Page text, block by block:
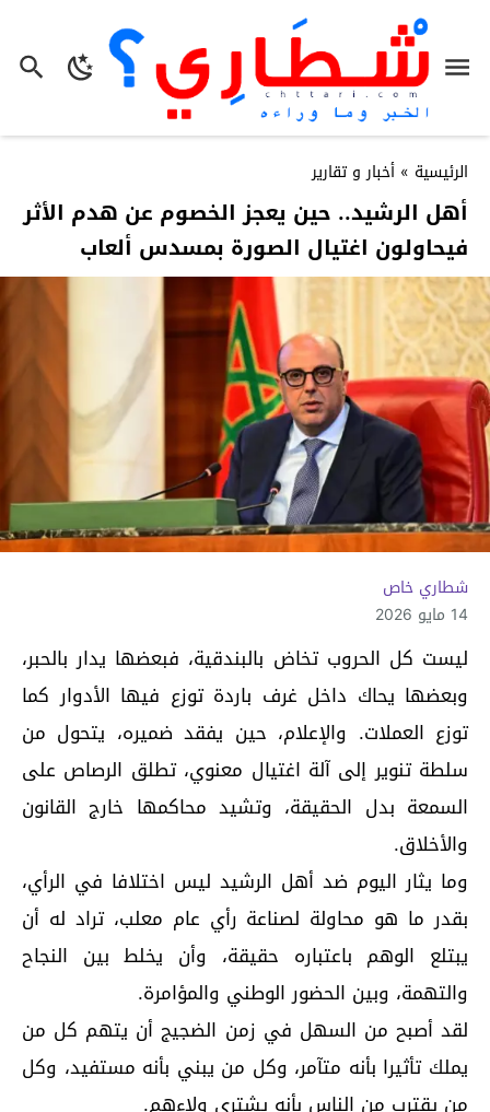
الرئيسية » أخبار و تقارير
أهل الرشيد.. حين يعجز الخصوم عن هدم الأثر
فيحاولون اغتيال الصورة بمسدس ألعاب
شطاري خاص
14 مايو 2026
ليست كل الحروب تخاض بالبندقية، فبعضها يدار بالحبر،
وبعضها يحاك داخل غرف باردة توزع فيها الأدوار كما
توزع العملات. والإعلام، حين يفقد ضميره، يتحول من
سلطة تنوير إلى آلة اغتيال معنوي، تطلق الرصاص على
السمعة بدل الحقيقة، وتشيد محاكمها خارج القانون
والأخلاق.
وما يثار اليوم ضد أهل الرشيد ليس اختلافا في الرأي،
بقدر ما هو محاولة لصناعة رأي عام معلب، تراد له أن
يبتلع الوهم باعتباره حقيقة، وأن يخلط بين النجاح
والتهمة، وبين الحضور الوطني والمؤامرة.
لقد أصبح من السهل في زمن الضجيج أن يتهم كل من
يملك تأثيرا بأنه متآمر، وكل من يبني بأنه مستفيد، وكل
من يقترب من الناس بأنه يشتري ولاءهم.